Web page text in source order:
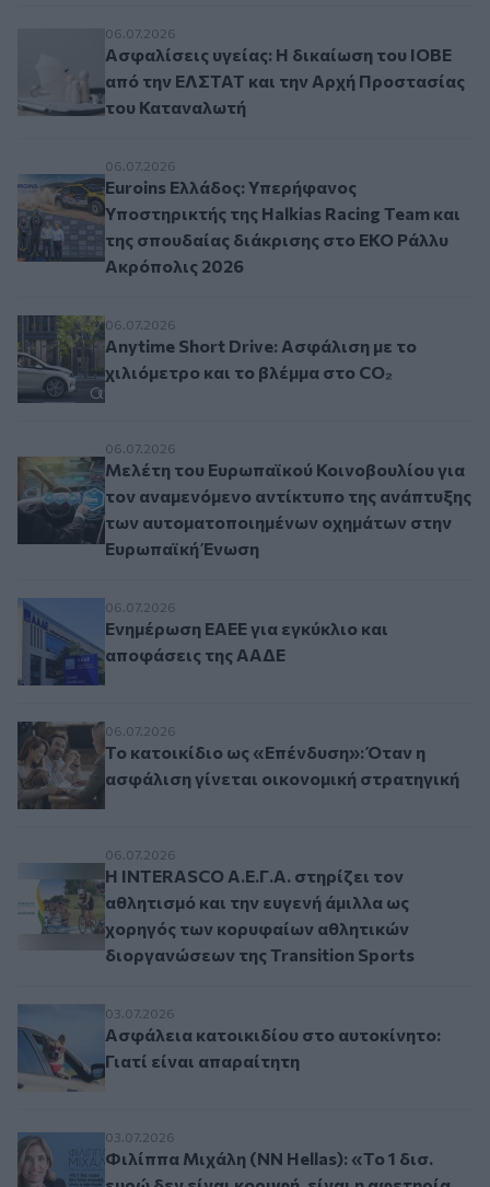
Ασφαλίσεις υγείας: Η δικαίωση του ΙΟΒΕ
06.07.2026
Ασφαλίσεις υγείας: Η δικαίωση του ΙΟΒΕ
από την ΕΛΣΤΑΤ και την Αρχή Προστασίας
του Καταναλωτή
Euroins Ελλάδος: Υπερήφανος Υποστηρικτής
06.07.2026
Euroins Ελλάδος: Υπερήφανος
Υποστηρικτής της Halkias Racing Team και
της σπουδαίας διάκρισης στο EKO Ράλλυ
Ακρόπολις 2026
Anytime Short Drive: Ασφάλιση με το
06.07.2026
Anytime Short Drive: Ασφάλιση με το
χιλιόμετρο και το βλέμμα στο CO₂
Μελέτη του Ευρωπαϊκού Κοινοβουλίου για
06.07.2026
Μελέτη του Ευρωπαϊκού Κοινοβουλίου για
τον αναμενόμενο αντίκτυπο της ανάπτυξης
των αυτοματοποιημένων οχημάτων στην
Ευρωπαϊκή Ένωση
Ενημέρωση ΕΑΕΕ για εγκύκλιο και αποφάσεις
06.07.2026
Ενημέρωση ΕΑΕΕ για εγκύκλιο και
αποφάσεις της ΑΑΔΕ
Το κατοικίδιο ως «Επένδυση»: Όταν η
06.07.2026
Το κατοικίδιο ως «Επένδυση»: Όταν η
ασφάλιση γίνεται οικονομική στρατηγική
Η INTERASCO Α.Ε.Γ.Α. στηρίζει τον
06.07.2026
Η INTERASCO Α.Ε.Γ.Α. στηρίζει τον
αθλητισμό και την ευγενή άμιλλα ως
χορηγός των κορυφαίων αθλητικών
διοργανώσεων της Transition Sports
Ασφάλεια κατοικιδίου στο αυτοκίνητο: Γιατί
03.07.2026
Ασφάλεια κατοικιδίου στο αυτοκίνητο:
Γιατί είναι απαραίτητη
Φιλίππα Μιχάλη (NN Hellas): «Το 1 δισ. ευρώ
03.07.2026
Φιλίππα Μιχάλη (NN Hellas): «Το 1 δισ.